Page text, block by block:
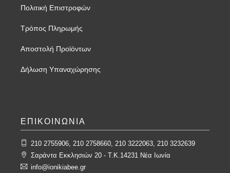
Πολιτική Επιστροφών
Τρόπος Πληρωμής
Αποστολή Προϊόντων
Δήλωση Υπαναχώρησης
ΕΠΙΚΟΙΝΩΝΙΑ
210 2755906, 210 2758660, 210 3222063, 210 3232639
Σαράντα Εκκλησιών 20 - T.K.14231 Νέα Ιωνία
info@ionikiabee.gr